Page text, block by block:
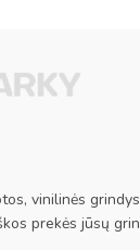
vinilinės
prekės jūsų